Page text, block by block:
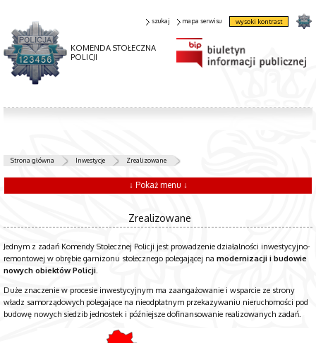
KOMENDA STOŁECZNA
POLICJI
szukaj mapa serwisu wysoki kontrast
Strona główna Inwestycje Zrealizowane
↓ Pokaż menu ↓
Zrealizowane
Jednym z zadań Komendy Stołecznej Policji jest prowadzenie działalności inwestycyjno-
remontowej w obrębie garnizonu stołecznego polegającej na modernizacji i budowie
nowych obiektów Policji.
Duże znaczenie w procesie inwestycyjnym ma zaangażowanie i wsparcie ze strony
władz samorządowych polegające na nieodpłatnym przekazywaniu nieruchomości pod
budowę nowych siedzib jednostek i późniejsze dofinansowanie realizowanych zadań.